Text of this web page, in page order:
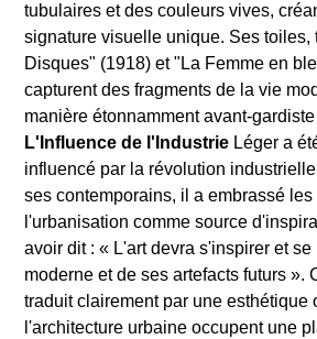
tubulaires et des couleurs vives,
signature visuelle unique. Ses toiles,
Disques" (1918) et "La Femme en
capturent des fragments de la vie
manière étonnamment avant-
L'Influence de l'Industrie Léger a
influencé par la révolution
ses contemporains, il a embrassé
l'urbanisation comme source
avoir dit : « L'art devra s'inspirer et
moderne et de ses artefacts futurs ».
traduit clairement par une esthétique
l'architecture urbaine occupent une